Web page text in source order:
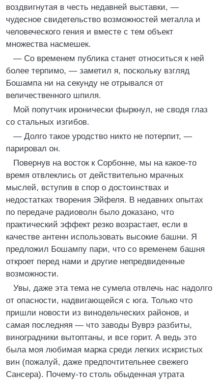
воздвигнутая в честь недавней выставки, —
чудесное свидетельство возможностей металла и
человеческого гения и вместе с тем объект
множества насмешек.
— Со временем публика станет относиться к ней
более терпимо, — заметил я, поскольку взгляд
Бошампа ни на секунду не отрывался от
величественного шпиля.
Мой попутчик иронически фыркнул, не сводя глаз
со стальных изгибов.
— Долго такое уродство никто не потерпит, —
парировал он.
Повернув на восток к Сорбонне, мы на какое-то
время отвлеклись от действительно мрачных
мыслей, вступив в спор о достоинствах и
недостатках творения Эйфеля. В недавних опытах
по передаче радиоволн было доказано, что
практический эффект резко возрастает, если в
качестве антенн использовать высокие башни. Я
предложил Бошампу пари, что со временем башня
откроет перед нами и другие непредвиденные
возможности.
Увы, даже эта тема не сумела отвлечь нас надолго
от опасности, надвигающейся с юга. Только что
пришли новости из винодельческих районов, и
самая последняя — что заводы Вуврэ разбиты,
виноградники вытоптаны, и все горит. А ведь это
была моя любимая марка среди легких искристых
вин (пожалуй, даже предпочтительнее свежего
Сансера). Почему-то столь обыденная утрата